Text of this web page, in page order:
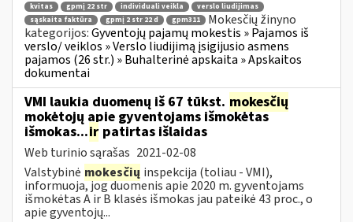
kvitas
gpmį 22 str individuali veikla
verslo liudijimas
sąskaita faktūra
gpmį 2 str 22 d gpm311
Mokesčių žinyno
kategorijos:Gyventojų pajamų mokestis » Pajamos iš
verslo/ veiklos » Verslo liudijimą įsigijusio asmens
pajamos (26 str.) » Buhalterinė apskaita » Apskaitos
dokumentai
VMI laukia duomenų iš 67 tūkst. mokesčių
mokėtojų apie gyventojams išmokėtas
išmokas...ir patirtas išlaidas
Web turinio sąrašas 2021-02-08
Valstybinė mokesčių inspekcija (toliau - VMI),
informuoja, jog duomenis apie 2020 m. gyventojams
išmokėtas A ir B klasės išmokas jau pateikė 43 proc., o
apie gyventojų...